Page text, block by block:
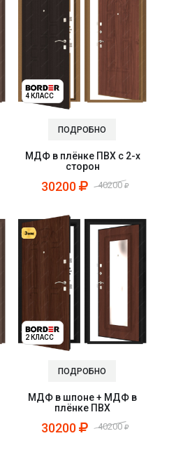
4 КЛАСС
ПОДРОБНО
МДФ в плёнке ПВХ с 2-х
сторон
30200 40200
2 КЛАСС
ПОДРОБНО
МДФ в шпоне + МДФ в
плёнке ПВХ
30200 40200